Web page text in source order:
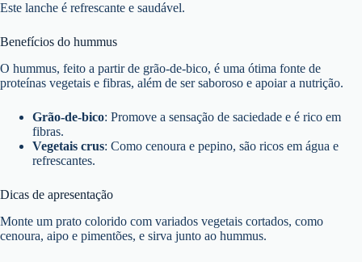
Este lanche é refrescante e saudável.
Benefícios do hummus
O hummus, feito a partir de grão-de-bico, é uma ótima fonte de
proteínas vegetais e fibras, além de ser saboroso e apoiar a nutrição.
Grão-de-bico: Promove a sensação de saciedade e é rico em
fibras.
Vegetais crus: Como cenoura e pepino, são ricos em água e
refrescantes.
Dicas de apresentação
Monte um prato colorido com variados vegetais cortados, como
cenoura, aipo e pimentões, e sirva junto ao hummus.